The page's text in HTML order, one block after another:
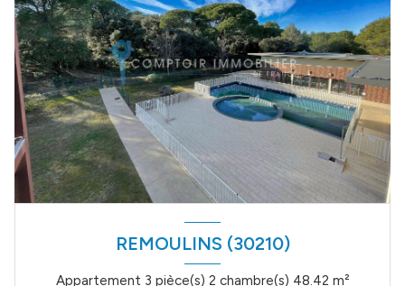
REMOULINS (30210)
Appartement 3 pièce(s) 2 chambre(s) 48.42 m²